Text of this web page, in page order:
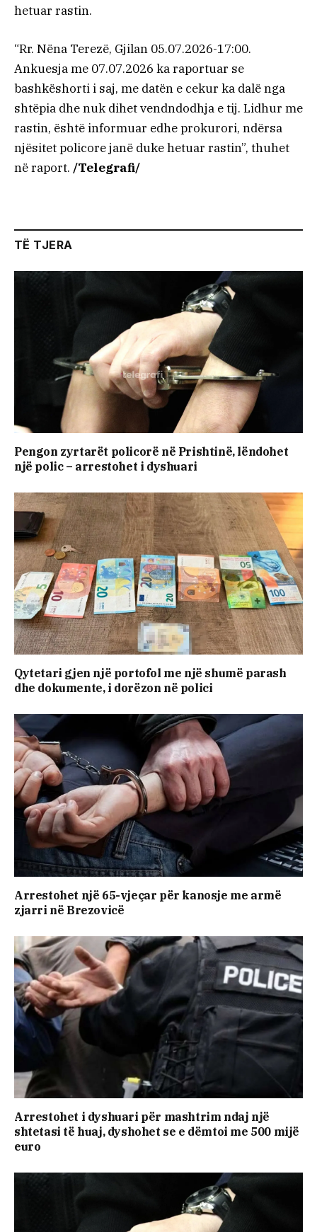
hetuar rastin.
“Rr. Nëna Terezë, Gjilan 05.07.2026-17:00.
Ankuesja me 07.07.2026 ka raportuar se
bashkëshorti i saj, me datën e cekur ka dalë nga
shtëpia dhe nuk dihet vendndodhja e tij. Lidhur me
rastin, është informuar edhe prokurori, ndërsa
njësitet policore janë duke hetuar rastin”, thuhet
në raport. /Telegrafi/
TË TJERA
Pengon zyrtarët policorë në Prishtinë, lëndohet
një polic – arrestohet i dyshuari
Qytetari gjen një portofol me një shumë parash
dhe dokumente, i dorëzon në polici
Arrestohet një 65-vjeçar për kanosje me armë
zjarri në Brezovicë
Arrestohet i dyshuari për mashtrim ndaj një
shtetasi të huaj, dyshohet se e dëmtoi me 500 mijë
euro